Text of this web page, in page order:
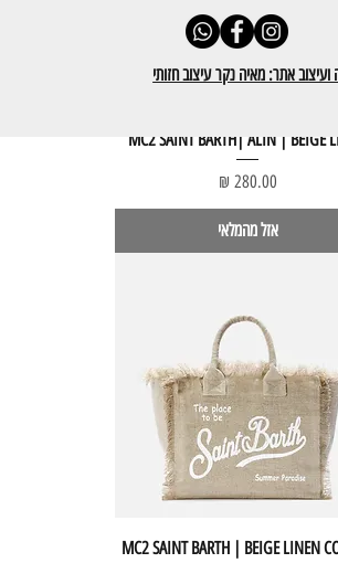
MC2 SAINT BARTH| ALIN | BEIGE
מחיר
אזל מהמלאי
MC2 SAINT BARTH | BEIGE LINEN
ועיצוב אתר: מאיה נקר עיצוב חזותי